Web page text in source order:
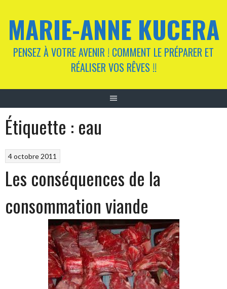
contenu
MARIE-ANNE KUCERA
PENSEZ À VOTRE AVENIR ! COMMENT LE PRÉPARER ET
RÉALISER VOS RÊVES !!
Étiquette : eau
4 octobre 2011
Les conséquences de la
consommation viande